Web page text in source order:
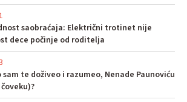
saobraćaja: Električni trotinet nije
dece počinje od roditelja
sam te doživeo i razumeo, Nenade Paunoviću